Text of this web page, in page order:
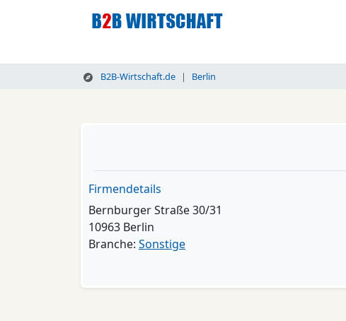
B2B-Wirtschaft.de Berlin
Firmendetails
Bernburger Straße 30/31
10963 Berlin
Branche: Sonstige